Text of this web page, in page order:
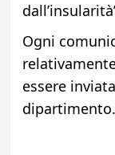
Ogni
essere